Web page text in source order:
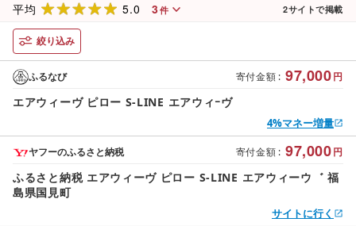
平均 5.0 3件 2サイトで掲載
絞り込み
寄付金額 : 97,000円
ふるなび
エアウィーヴ ピロー S-LINE エアウィｰヴ
4%マネー増量
寄付金額 : 97,000円
ヤフーのふるさと納税
ふるさと納税 エアウィーヴ ピロー S-LINE エアウィーウ゛ 福
島県国見町
サイトに行く